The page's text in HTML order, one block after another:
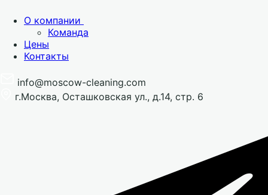
О компании
Команда
Цены
Контакты
info@moscow-cleaning.com
г.Москва, Осташковская ул., д.14, стр. 6